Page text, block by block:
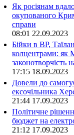
Як росіянам
окупованого
справи
08:01 22.09.2023
Бійки в ВР,
колцентрами: як
законотворчість
17:15 18.09.2023
Довели до
ексочільника
21:44 17.09.2023
Політичне
бюджет на
21:12 17.09.2023